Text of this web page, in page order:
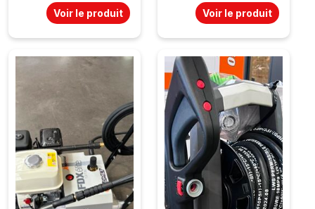
Voir le produit Voir le produit